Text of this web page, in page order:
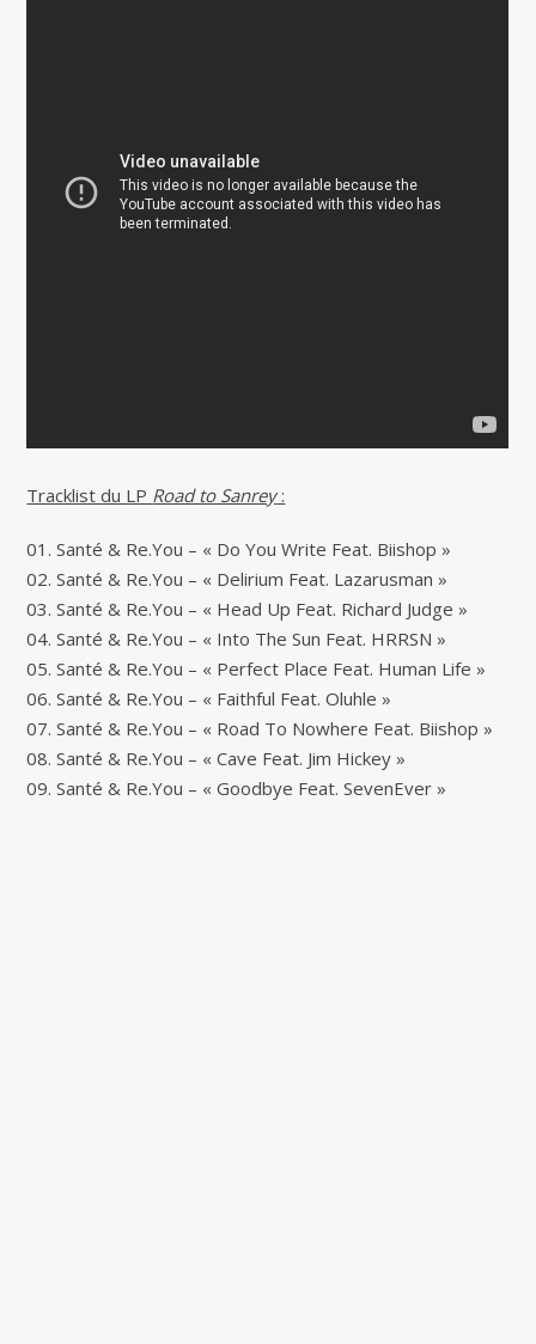
Tracklist du LP Road to Sanrey:
01. Santé & Re.You – « Do You Write Feat. Biishop »
02. Santé & Re.You – « Delirium Feat. Lazarusman »
03. Santé & Re.You – « Head Up Feat. Richard Judge »
04. Santé & Re.You – « Into The Sun Feat. HRRSN »
05. Santé & Re.You – « Perfect Place Feat. Human Life »
06. Santé & Re.You – « Faithful Feat. Oluhle »
07. Santé & Re.You – « Road To Nowhere Feat. Biishop »
08. Santé & Re.You – « Cave Feat. Jim Hickey »
09. Santé & Re.You – « Goodbye Feat. SevenEver »